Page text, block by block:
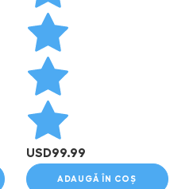
USD99.99
ADAUGĂ ÎN COȘ